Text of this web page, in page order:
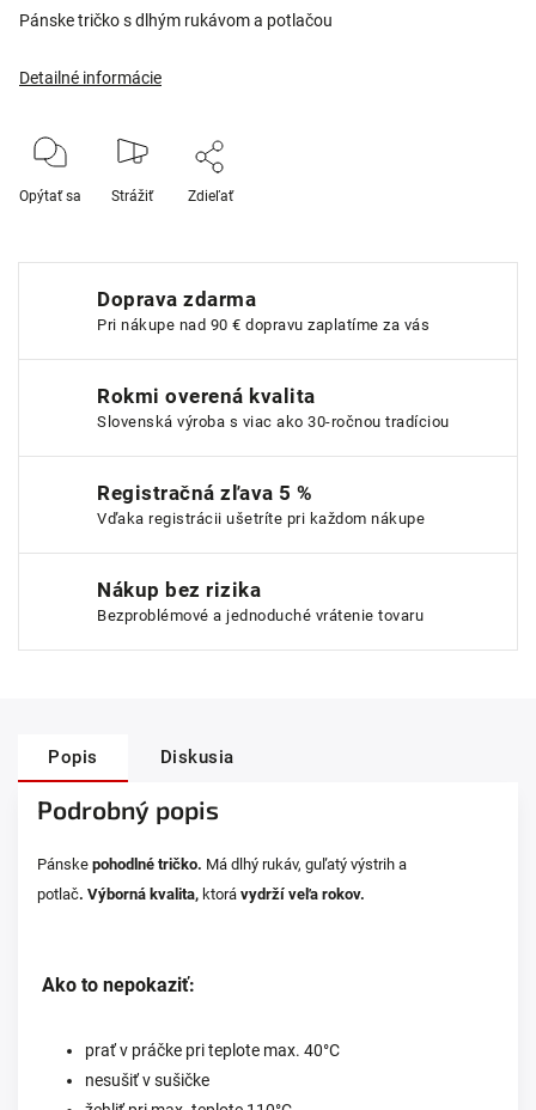
Pánske tričko s dlhým rukávom a potlačou
Detailné informácie
Opýtať sa Strážiť Zdieľať
Doprava zdarma
Pri nákupe nad 90 € dopravu zaplatíme za vás
Rokmi overená kvalita
Slovenská výroba s viac ako 30-ročnou tradíciou
Registračná zľava 5 %
Vďaka registrácii ušetríte pri každom nákupe
Nákup bez rizika
Bezproblémové a jednoduché vrátenie tovaru
Popis Diskusia
Podrobný popis
Pánske pohodlné tričko. Má dlhý rukáv, guľatý výstrih a
potlač. Výborná kvalita, ktorá vydrží veľa rokov.
Ako to nepokaziť:
prať v práčke pri teplote max. 40°C
nesušiť v sušičke